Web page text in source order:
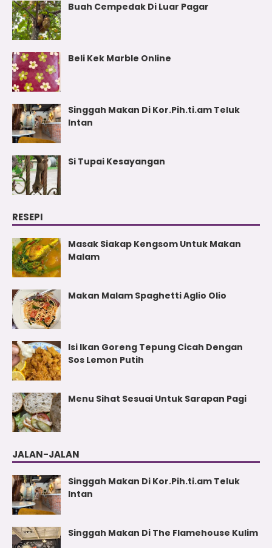
Buah Cempedak Di Luar Pagar
Beli Kek Marble Online
Singgah Makan Di Kor.Pih.ti.am Teluk
Intan
Si Tupai Kesayangan
RESEPI
Masak Siakap Kengsom Untuk Makan
Malam
Makan Malam Spaghetti Aglio Olio
Isi Ikan Goreng Tepung Cicah Dengan
Sos Lemon Putih
Menu Sihat Sesuai Untuk Sarapan Pagi
JALAN-JALAN
Singgah Makan Di Kor.Pih.ti.am Teluk
Intan
Singgah Makan Di The Flamehouse Kulim